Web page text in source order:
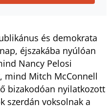
és demokrata
éjszakába nyúlóan
Nancy Pelosi
mind Mitch McConnell
bizakodóan nyilatkozott
szerdán voksolnak a